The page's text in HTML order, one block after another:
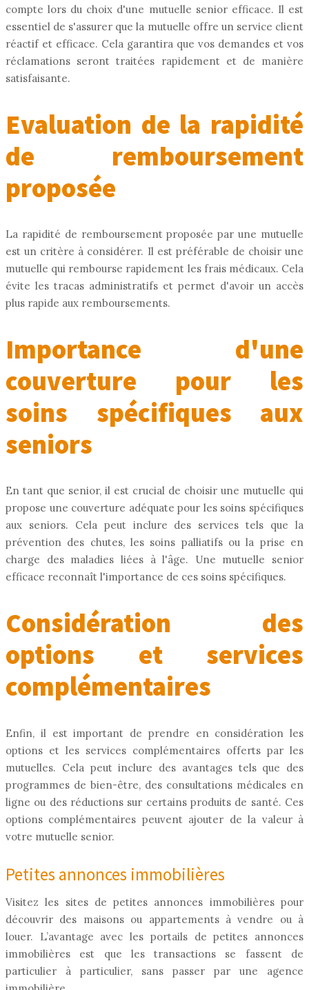
compte lors du choix d'une mutuelle senior efficace. Il est
essentiel de s'assurer que la mutuelle offre un service client
réactif et efficace. Cela garantira que vos demandes et vos
réclamations seront traitées rapidement et de manière
satisfaisante.
Evaluation de la rapidité
de remboursement
proposée
La rapidité de remboursement proposée par une mutuelle
est un critère à considérer. Il est préférable de choisir une
mutuelle qui rembourse rapidement les frais médicaux. Cela
évite les tracas administratifs et permet d'avoir un accès
plus rapide aux remboursements.
Importance d'une
couverture pour les
soins spécifiques aux
seniors
En tant que senior, il est crucial de choisir une mutuelle qui
propose une couverture adéquate pour les soins spécifiques
aux seniors. Cela peut inclure des services tels que la
prévention des chutes, les soins palliatifs ou la prise en
charge des maladies liées à l'âge. Une mutuelle senior
efficace reconnaît l'importance de ces soins spécifiques.
Considération des
options et services
complémentaires
Enfin, il est important de prendre en considération les
options et les services complémentaires offerts par les
mutuelles. Cela peut inclure des avantages tels que des
programmes de bien-être, des consultations médicales en
ligne ou des réductions sur certains produits de santé. Ces
options complémentaires peuvent ajouter de la valeur à
votre mutuelle senior.
Petites annonces immobilières
Visitez les sites de petites annonces immobilières pour
découvrir des maisons ou appartements à vendre ou à
louer. L’avantage avec les portails de petites annonces
immobilières est que les transactions se fassent de
particulier à particulier, sans passer par une agence